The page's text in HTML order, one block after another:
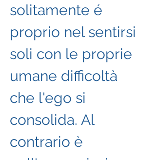
solitamente é
proprio nel sentirsi
soli con le proprie
umane difficoltà
che l'ego si
consolida. Al
contrario è